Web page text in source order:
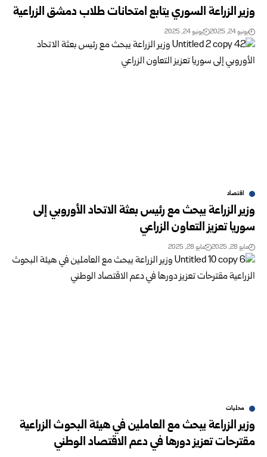
وزير الزراعة السوري يتابع امتحانات طلاب دمشق الزراعية
يونيو 24, 2025 يونيو 24, 2025
اقتصاد
وزير الزراعة يبحث مع رئيس بعثة الاتحاد الأوروبي إلى
سوريا تعزيز التعاون الزراعي
مايو 28, 2025 مايو 28, 2025
محليات
وزير الزراعة يبحث مع العاملين في هيئة البحوث الزراعية
مقترحات تعزيز دورها في دعم الاقتصاد الوطني